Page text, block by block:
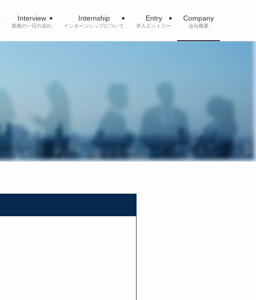
Interview
業務の一日の流れ
Internship
インターンシップについて
Entry
求人エントリー
Company
会社概要